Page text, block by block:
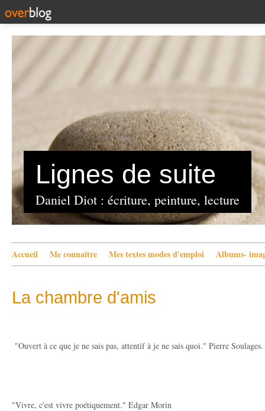
Lignes de suite
Daniel Diot : écriture, peinture, lecture
Accueil Me connaître Mes textes modes d'emploi Albums-
La chambre d'amis
"Ouvert à ce que je ne sais pas, attentif à je ne sais quoi." Pierre Soulages.
"Vivre, c'est vivre poétiquement." Edgar Morin